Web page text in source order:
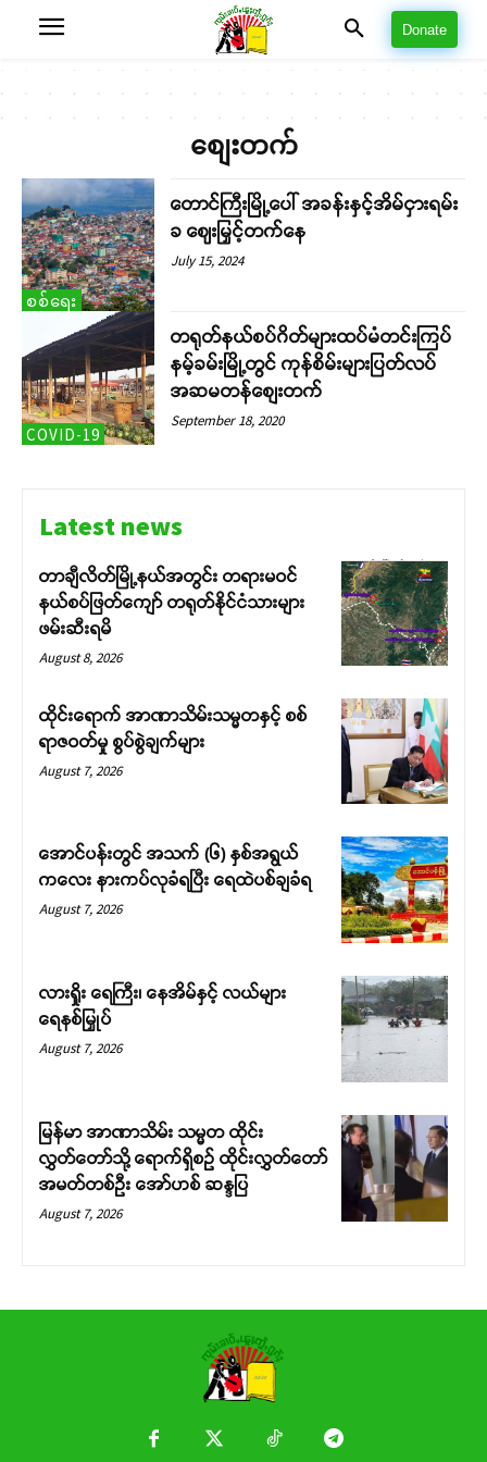
Donate
စျေးတက်
စစ်ရေး
တောင်ကြီးမြို့ပေါ် အခန်းနှင့်အိမ်ငှားရမ်း
ခ ဈေးမြှင့်တက်နေ
July 15, 2024
COVID-19
တရုတ်နယ်စပ်ဂိတ်များထပ်မံတင်းကြပ်
နမ့်ခမ်းမြို့တွင် ကုန်စိမ်းများပြတ်လပ်
အဆမတန်စျေးတက်
September 18, 2020
Latest news
တာချီလိတ်မြို့နယ်အတွင်း တရားမဝင်
နယ်စပ်ဖြတ်ကျော် တရုတ်နိုင်ငံသားများ
ဖမ်းဆီးရမိ
August 8, 2026
ထိုင်းရောက် အာဏာသိမ်းသမ္မတနှင့် စစ်
ရာဇဝတ်မှု စွပ်စွဲချက်များ
August 7, 2026
အောင်ပန်းတွင် အသက် (၆) နှစ်အရွယ်
ကလေး နားကပ်လုခံရပြီး ရေထဲပစ်ချခံရ
August 7, 2026
လားရှိုး ရေကြီး၊ နေအိမ်နှင့် လယ်များ
ရေနစ်မြှုပ်
August 7, 2026
မြန်မာ အာဏာသိမ်း သမ္မတ ထိုင်း
လွှတ်တော်သို့ ရောက်ရှိစဉ် ထိုင်းလွှတ်တော်
အမတ်တစ်ဦး အော်ဟစ် ဆန္ဒပြ
August 7, 2026